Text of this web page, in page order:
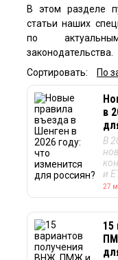
В этом разделе
статьи наших
по
законодательства.
Сортировать:
По
в
В
и
27
15